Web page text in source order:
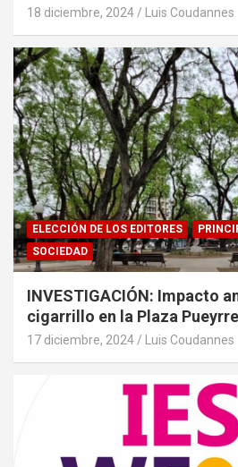
18 diciembre, 2024 Luis Coudannes
ELECCIÓN DE LOS EDITORES
SOCIEDAD
INVESTIGACIÓN: Impacto
cigarrillo en la Plaza
17 diciembre, 2024 Luis Coudannes